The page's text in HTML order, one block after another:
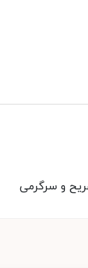
و سرگرمی